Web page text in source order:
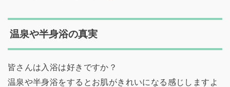
温泉や半身浴の真実
皆さんは入浴は好きですか？
温泉や半身浴をするとお肌がきれいになる感じしますよ